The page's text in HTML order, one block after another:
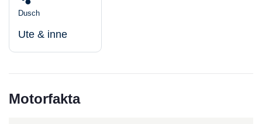
Dusch
Ute & inne
Motorfakta